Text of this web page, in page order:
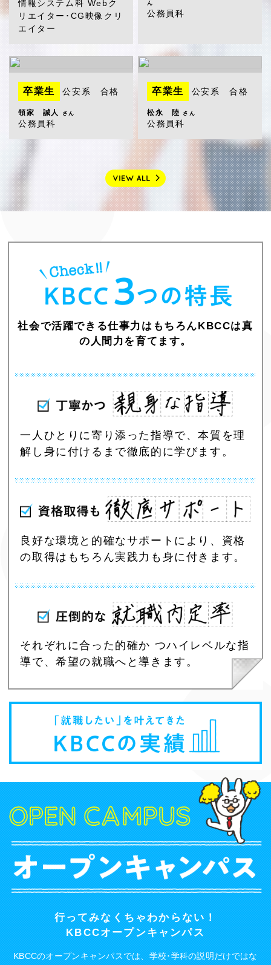
情報システム科 Webク
リエイター･CG映像クリ
エイター
ん
公務員科
卒業生 公安系 合格
領家 誠人 さん
公務員科
卒業生 公安系 合格
松永 陸 さん
公務員科
社会で活躍できる仕事力はもちろんKBCCは真
の人間力を育てます。
一人ひとりに寄り添った指導で、本質を理
解し身に付けるまで徹底的に学びます。
良好な環境と的確なサポートにより、資格
の取得はもちろん実践力も身に付きます。
それぞれに合った的確か つハイレベルな指
導で、希望の就職へと導きます。
オープンキャンパス
行ってみなくちゃわからない！
KBCCオープンキャンパス
KBCCのオープンキャンパスでは、学校･学科の説明だけではな